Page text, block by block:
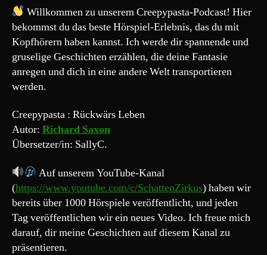
„Die
“
Willkommen zu unserem Creepypasta-Podcast! Hier
bekommst du das beste Hörspiel-Erlebnis, das du mit
Kopfhörern haben kannst. Ich werde dir spannende und
gruselige Geschichten erzählen, die deine Fantasie
anregen und dich in eine andere Welt transportieren
werden.
Creepypasta : Rückwärs Leben
Autor: Richard Saxon
Übersetzer/in: SallyC.
Auf unserem YouTube-Kanal
(https://www.youtube.com/c/SchattenZirkus) haben wir
bereits über 1000 Hörspiele veröffentlicht, und jeden
Tag veröffentlichen wir ein neues Video. Ich freue mich
darauf, dir meine Geschichten auf diesem Kanal zu
präsentieren.